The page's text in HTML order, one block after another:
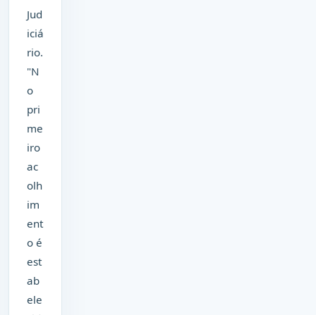
Jud
iciá
rio.
"N
o
pri
me
iro
ac
olh
im
ent
o é
est
ab
ele